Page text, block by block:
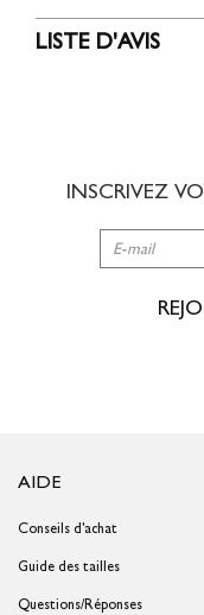
5,00 € offert dès
3 à 5 jours ouvrés
RETOUR SIMPLE
Vous avez changé d'avis ?
livraison/retour
LISTE D'AVIS
INSCRIVEZ
AIDE
Conseils d'achat
Guide des tailles
Questions/Réponses